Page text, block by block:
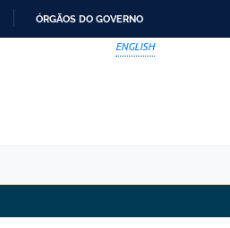
ÓRGÃOS DO GOVERNO
ENGLISH